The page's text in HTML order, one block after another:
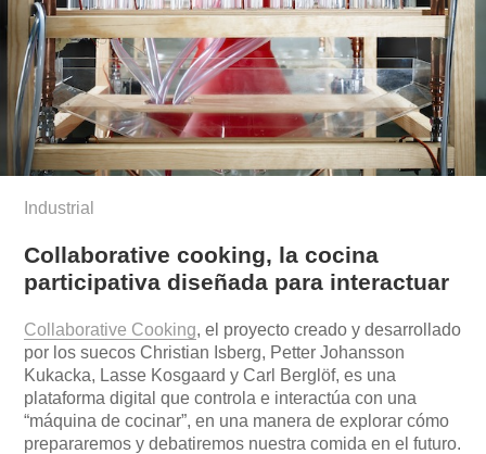
Industrial
Collaborative cooking, la cocina
participativa diseñada para interactuar
Collaborative Cooking, el proyecto creado y desarrollado
por los suecos Christian Isberg, Petter Johansson
Kukacka, Lasse Kosgaard y Carl Berglöf, es una
plataforma digital que controla e interactúa con una
“máquina de cocinar”, en una manera de explorar cómo
prepararemos y debatiremos nuestra comida en el futuro.